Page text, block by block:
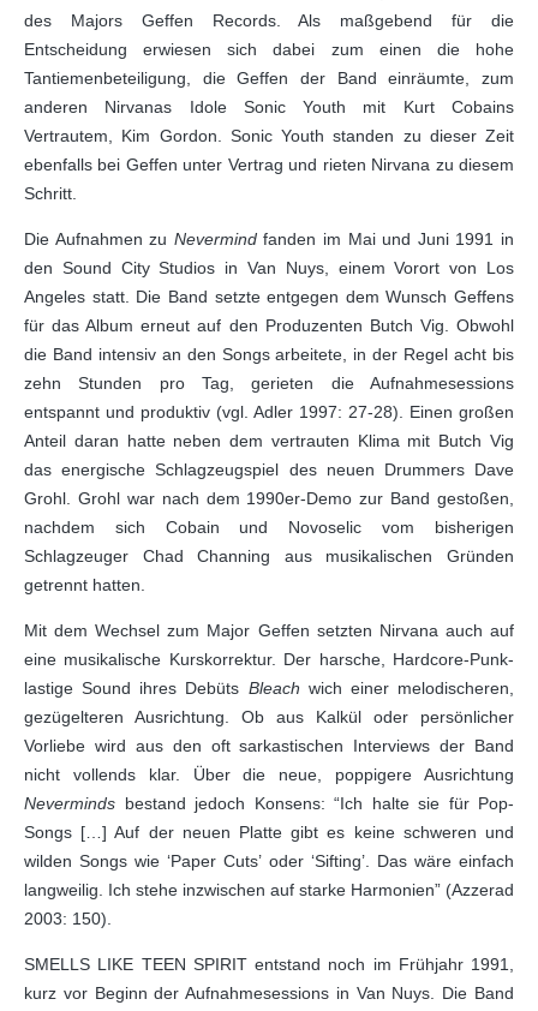
des Majors Geffen Records. Als maßgebend für die
Entscheidung erwiesen sich dabei zum einen die hohe
Tantiemenbeteiligung, die Geffen der Band einräumte, zum
anderen Nirvanas Idole Sonic Youth mit Kurt Cobains
Vertrautem, Kim Gordon. Sonic Youth standen zu dieser Zeit
ebenfalls bei Geffen unter Vertrag und rieten Nirvana zu diesem
Schritt.
Die Aufnahmen zu Nevermindfanden im Mai und Juni 1991 in
den Sound City Studios in Van Nuys, einem Vorort von Los
Angeles statt. Die Band setzte entgegen dem Wunsch Geffens
für das Album erneut auf den Produzenten Butch Vig. Obwohl
die Band intensiv an den Songs arbeitete, in der Regel acht bis
zehn Stunden pro Tag, gerieten die Aufnahmesessions
entspannt und produktiv (vgl. Adler 1997: 27-28). Einen großen
Anteil daran hatte neben dem vertrauten Klima mit Butch Vig
das energische Schlagzeugspiel des neuen Drummers Dave
Grohl. Grohl war nach dem 1990er-Demo zur Band gestoßen,
nachdem sich Cobain und Novoselic vom bisherigen
Schlagzeuger Chad Channing aus musikalischen Gründen
getrennt hatten.
Mit dem Wechsel zum Major Geffen setzten Nirvana auch auf
eine musikalische Kurskorrektur. Der harsche, Hardcore-Punk-
lastige Sound ihres Debüts Bleach wich einer melodischeren,
gezügelteren Ausrichtung. Ob aus Kalkül oder persönlicher
Vorliebe wird aus den oft sarkastischen Interviews der Band
nicht vollends klar. Über die neue, poppigere Ausrichtung
Neverminds bestand jedoch Konsens: “Ich halte sie für Pop-
Songs […] Auf der neuen Platte gibt es keine schweren und
wilden Songs wie ‘Paper Cuts’ oder ‘Sifting’. Das wäre einfach
langweilig. Ich stehe inzwischen auf starke Harmonien” (Azzerad
2003: 150).
SMELLS LIKE TEEN SPIRIT entstand noch im Frühjahr 1991,
kurz vor Beginn der Aufnahmesessions in Van Nuys. Die Band